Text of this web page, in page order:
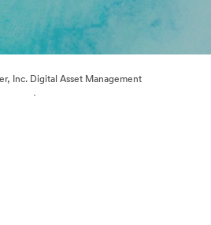
Inc. Digital Asset Management
·